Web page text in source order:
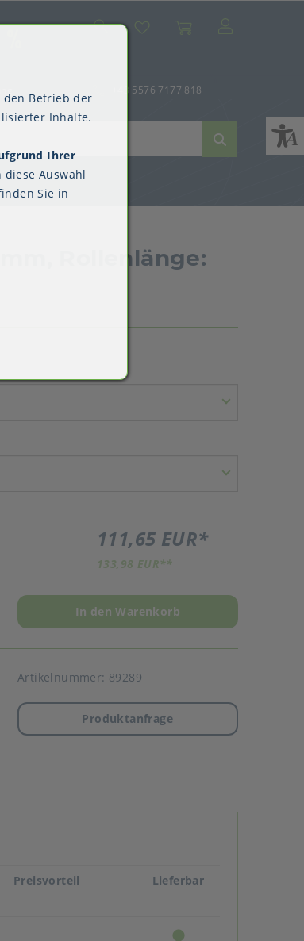
Clark™
SucheWunschliste
+43 5576 7177 818
Rollenlänge:
111,65 EUR*
133,98 EUR**
In den Warenkorb
Artikelnummer: 89289
Produktanfrage
Preisvorteil Lieferbar
den Betrieb der
Inhalte.
Ihrer
diese Auswahl
Sie in